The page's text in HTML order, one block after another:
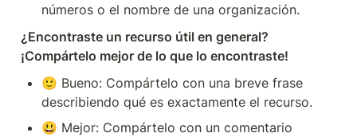
números o el nombre de una organización.
¿Encontraste un recurso útil en general?
¡Compártelo mejor de lo que lo encontraste!
🙂 Bueno: Compártelo con una breve frase
describiendo qué es exactamente el recurso.
😃 Mejor: Compártelo con un comentario